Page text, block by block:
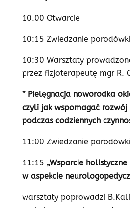
10.00 Otwarcie
10:15 Zwiedzanie
10:30 Warsztaty
przez fizjoterapeutę mgr R.
” Pielęgnacja noworodka
czyli jak wspomagać rozwój
podczas codziennych
11:00 Zwiedzanie
11:15 „Wsparcie
w aspekcie
warsztaty poprowadzi